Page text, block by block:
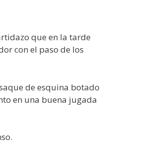
que en la tarde
con el paso de los
de esquina botado
en una buena jugada